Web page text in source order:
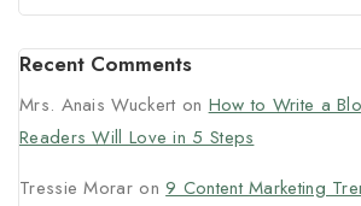
Recent Comments
Mrs. Anais Wuckert on How to Write a
Readers Will Love in 5 Steps
Tressie Moraron9 Content Marketing